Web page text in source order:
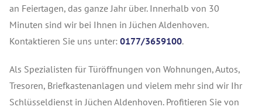
an Feiertagen, das ganze Jahr über. Innerhalb von 30
Minuten sind wir bei Ihnen in Jüchen Aldenhoven.
Kontaktieren Sie uns unter: 0177/3659100.
Als Spezialisten für Türöffnungen von Wohnungen, Autos,
Tresoren, Briefkastenanlagen und vielem mehr sind wir Ihr
Schlüsseldienst in Jüchen Aldenhoven. Profitieren Sie von